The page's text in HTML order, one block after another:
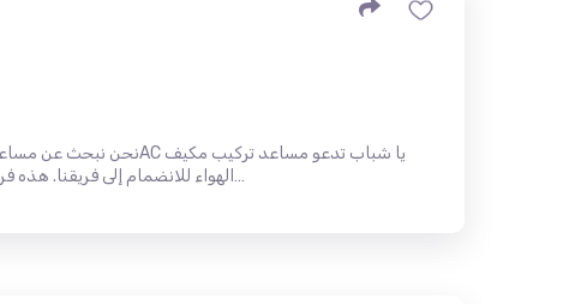
الهواء للانضمام إلى فريقنا. هذه فرصة عظيمة لإتقان مهنة مطلوبة بر…